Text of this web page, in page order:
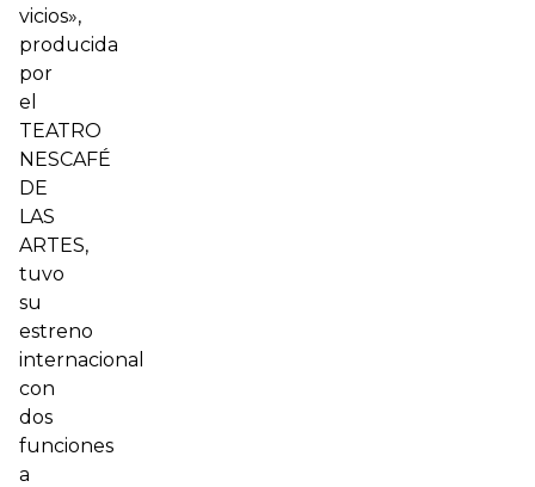
vicios»,
producida
por
el
TEATRO
NESCAFÉ
DE
LAS
ARTES,
tuvo
su
estreno
internacional
con
dos
funciones
a